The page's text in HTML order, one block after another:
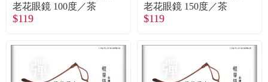
關於我們
老花眼鏡 100度／茶
$119
老花眼鏡 150度／茶
$119